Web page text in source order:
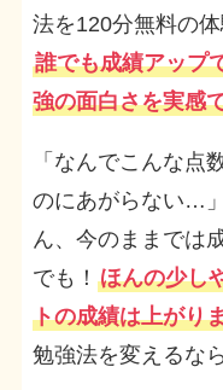
法を120分無料の
誰でも成績アップ
強の面白さを実感
「なんでこんな点
のにあがらない…
ん、今のままでは
でも！ ほんの少し
トの成績は上がり
勉強法を変えるなら